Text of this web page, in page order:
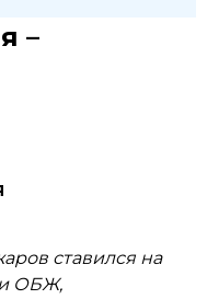
–
ставился на
ОБЖ,